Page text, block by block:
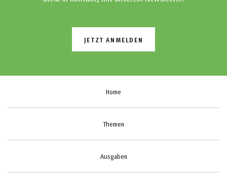
JETZT ANMELDEN
Home
Themen
Ausgaben